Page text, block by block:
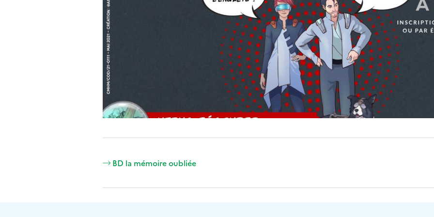
BD la mémoire oubliée